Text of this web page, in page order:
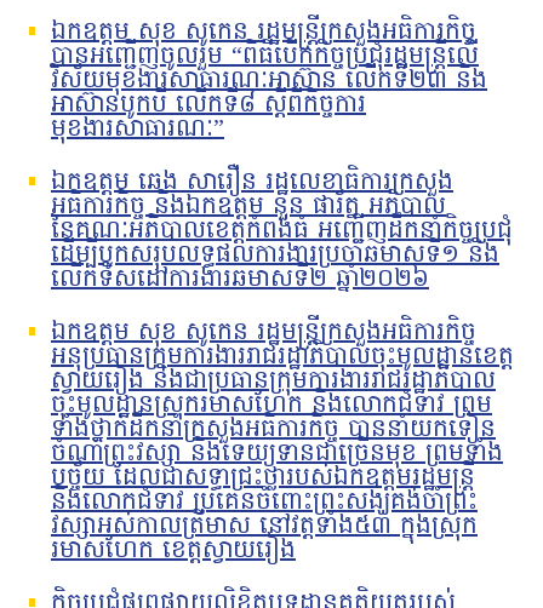
ឯកឧត្តម សុខ សូកេន រដ្ឋមន្រ្តីក្រសួងអធិការកិច្ច
បានអញ្ជើញចូលរួម “ពិធីបើកកិច្ចប្រជុំរដ្ឋមន្ត្រីលើ
វិស័យមុខងារសាធារណៈអាស៊ាន លើកទី២៣ និង
អាស៊ានបូកបី លើកទី៨ ស្តីពីកិច្ចការ
មុខងារសាធារណៈ”
ឯកឧត្តម ឆេង សារឿន រដ្ឋលេខាធិការក្រសួង
អធិការកិច្ច និងឯកឧត្តម នួន ផារ័ត្ន អភិបាល
នៃគណៈអភិបាលខេត្តកំពង់ធំ អញ្ជើញដឹកនាំកិច្ចប្រជុំ
ដើម្បីបូកសរុបលទ្ធផលការងារប្រចាំឆមាសទី១ និង
លើកទិសដៅការងារឆមាសទី២ ឆ្នាំ២០២៦
ឯកឧត្តម សុខ សូកេន រដ្ឋមន្រ្តីក្រសួងអធិការកិច្ច
អនុប្រធានក្រុមការងាររាជរដ្ឋាភិបាលចុះមូលដ្ឋានខេត្ត
ស្វាយរៀង និងជាប្រធានក្រុមការងាររាជរដ្ឋាភិបាល
ចុះមូលដ្ឋានស្រុករមាសហែក និងលោកជំទាវ ព្រម
ទាំងថ្នាក់ដឹកនាំក្រសួងអធិការកិច្ច បាននាំយកទៀន
ចំណាំព្រះវស្សា និងទេយ្យទានជាច្រើនមុខ ព្រមទាំង
បច្ច័យ ដែលជាសទ្ធាជ្រះថ្លារបស់ឯកឧត្តមរដ្ឋមន្រ្តី
និងលោកជំទាវ ប្រគេនចំពោះព្រះសង្ឃគង់ចាំព្រះ
វស្សាអស់កាលត្រីមាស នៅវត្តទាំង៥៣ ក្នុងស្រុក
រមាសហែក ខេត្តស្វាយរៀង